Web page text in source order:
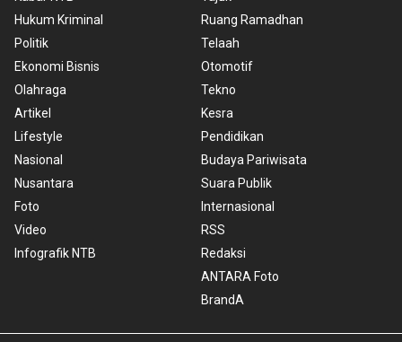
Hukum Kriminal
Politik
Ekonomi Bisnis
Olahraga
Artikel
Lifestyle
Nasional
Nusantara
Foto
Video
Infografik NTB
Ruang Ramadhan
Telaah
Otomotif
Tekno
Kesra
Pendidikan
Budaya Pariwisata
Suara Publik
Internasional
RSS
Redaksi
ANTARA Foto
BrandA